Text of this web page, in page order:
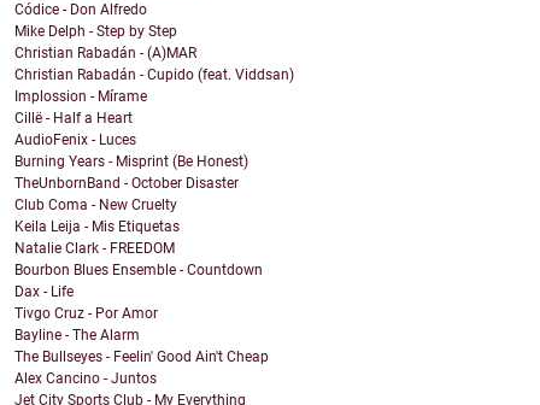
Códice - Don Alfredo
Mike Delph - Step by Step
Christian Rabadán - (A)MAR
Christian Rabadán - Cupido (feat. Viddsan)
Implossion - Mírame
Cillë - Half a Heart
AudioFenix - Luces
Burning Years - Misprint (Be Honest)
TheUnbornBand - October Disaster
Club Coma - New Cruelty
Keila Leija - Mis Etiquetas
Natalie Clark - FREEDOM
Bourbon Blues Ensemble - Countdown
Dax - Life
Tivgo Cruz - Por Amor
Bayline - The Alarm
The Bullseyes - Feelin' Good Ain't Cheap
Alex Cancino - Juntos
Jet City Sports Club - My Everything